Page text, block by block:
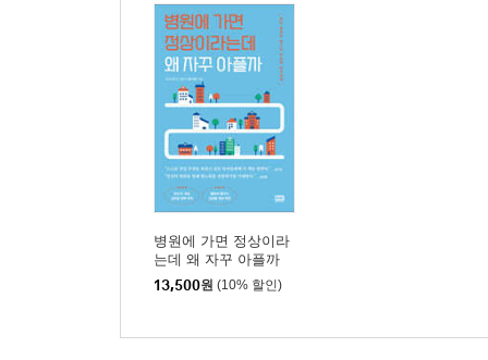
병원에 가면 정상이라
는데 왜 자꾸 아플까
13,500원 (10% 할인)